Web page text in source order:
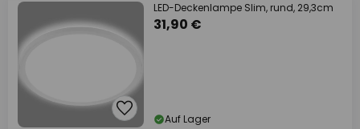
LED-Deckenlampe Slim, rund, 29,3cm
31,90 €
Auf Lager